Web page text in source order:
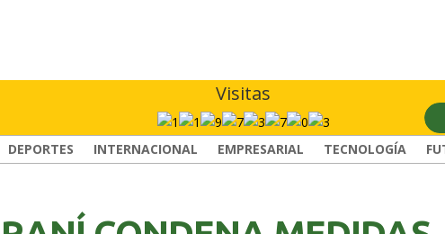
Visitas
DEPORTES INTERNACIONAL EMPRESARIAL TECNOLOGÍA